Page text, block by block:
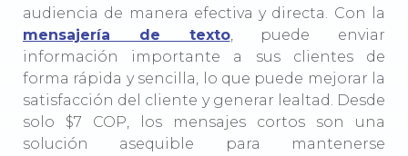
audiencia de manera efectiva y directa. Con la
mensajería de texto, puede enviar
información importante a sus clientes de
forma rápida y sencilla, lo que puede mejorar la
satisfacción del cliente y generar lealtad. Desde
solo $7 COP, los mensajes cortos son una
solución asequible para mantenerse